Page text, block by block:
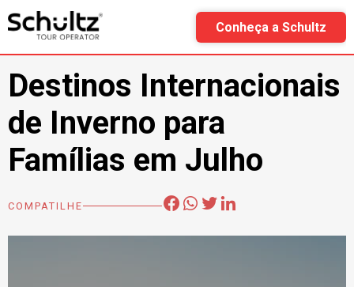
Conheça a Schultz
Destinos Internacionais
de Inverno para
Famílias em Julho
COMPATILHE